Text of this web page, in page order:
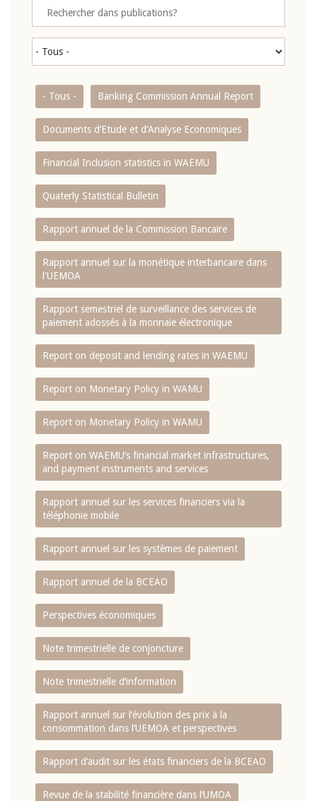
- Tous - Banking Commission Annual Report
Documents d’Etude et d’Analyse Economiques
Financial Inclusion statistics in WAEMU
Quaterly Statistical Bulletin
Rapport annuel de la Commission Bancaire
Rapport annuel sur la monétique interbancaire dans
l'UEMOA
Rapport semestriel de surveillance des services de
paiement adossés à la monnaie électronique
Report on deposit and lending rates in WAEMU
Report on Monetary Policy in WAMU
Report on Monetary Policy in WAMU
Report on WAEMU’s financial market infrastructures,
and payment instruments and services
Rapport annuel sur les services financiers via la
téléphonie mobile
Rapport annuel sur les systèmes de paiement
Rapport annuel de la BCEAO
Perspectives économiques
Note trimestrielle de conjoncture
Note trimestrielle d‘information
Rapport annuel sur l‘évolution des prix à la
consommation dans l‘UEMOA et perspectives
Rapport d‘audit sur les états financiers de la BCEAO
Revue de la stabilité financière dans l‘UMOA